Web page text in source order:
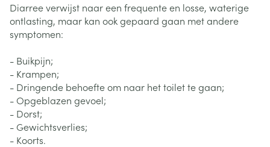
Diarree verwijst naar een frequente en losse, waterige
ontlasting, maar kan ook gepaard gaan met andere
symptomen:
- Buikpijn;
- Krampen;
- Dringende behoefte om naar het toilet te gaan;
- Opgeblazen gevoel;
- Dorst;
- Gewichtsverlies;
- Koorts.